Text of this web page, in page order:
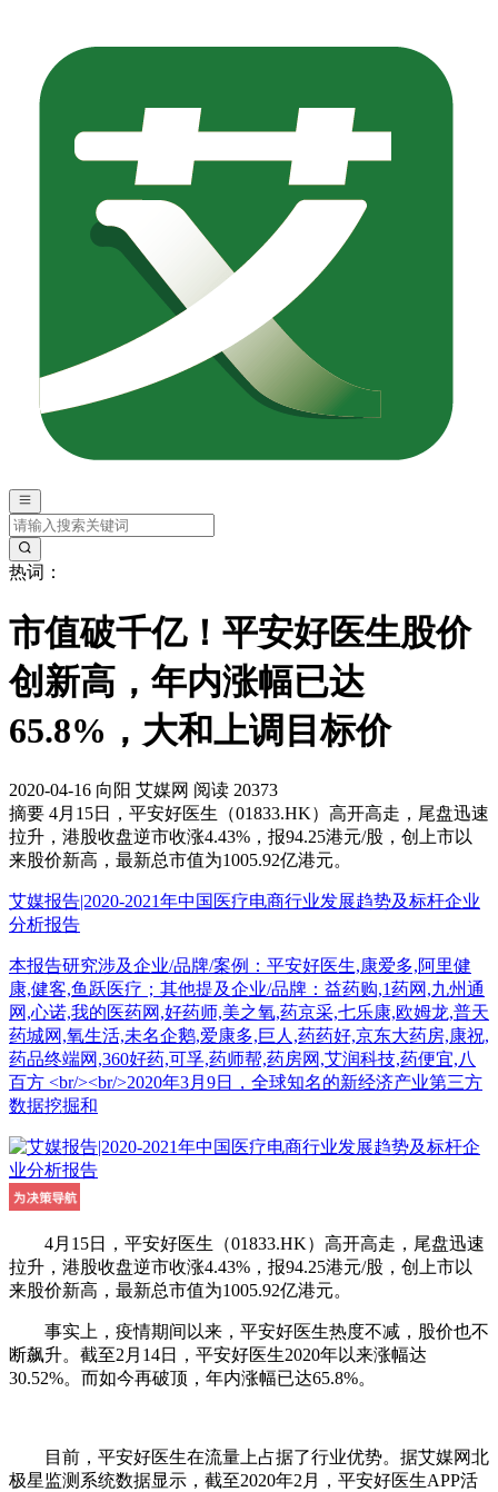
热词：
市值破千亿！平安好医生股价
创新高，年内涨幅已达
65.8%，大和上调目标价
2020-04-16 向阳 艾媒网 阅读 20373
摘要 4月15日，平安好医生（01833.HK）高开高走，尾盘迅速
拉升，港股收盘逆市收涨4.43%，报94.25港元/股，创上市以
来股价新高，最新总市值为1005.92亿港元。
艾媒报告|2020-2021年中国医疗电商行业发展趋势及标杆企业
分析报告
本报告研究涉及企业/品牌/案例：平安好医生,康爱多,阿里健
康,健客,鱼跃医疗；其他提及企业/品牌：益药购,1药网,九州通
网,心诺,我的医药网,好药师,美之氧,药京采,七乐康,欧姆龙,普天
药城网,氧生活,未名企鹅,爱康多,巨人,药药好,京东大药房,康祝,
药品终端网,360好药,可孚,药师帮,药房网,艾润科技,药便宜,八
百方 <br/><br/>2020年3月9日，全球知名的新经济产业第三方
数据挖掘和
4月15日，平安好医生（01833.HK）高开高走，尾盘迅速
拉升，港股收盘逆市收涨4.43%，报94.25港元/股，创上市以
来股价新高，最新总市值为1005.92亿港元。
事实上，疫情期间以来，平安好医生热度不减，股价也不
断飙升。截至2月14日，平安好医生2020年以来涨幅达
30.52%。而如今再破顶，年内涨幅已达65.8%。
目前，平安好医生在流量上占据了行业优势。据艾媒网北
极星监测系统数据显示，截至2020年2月，平安好医生APP活